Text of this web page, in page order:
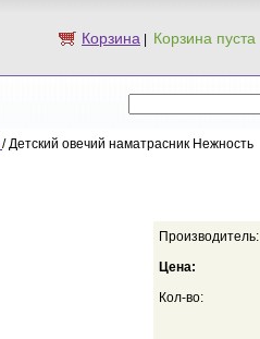
Корзина
/ Детский овечий наматрасник Нежность
Производитель:
Цена:
Кол-во: